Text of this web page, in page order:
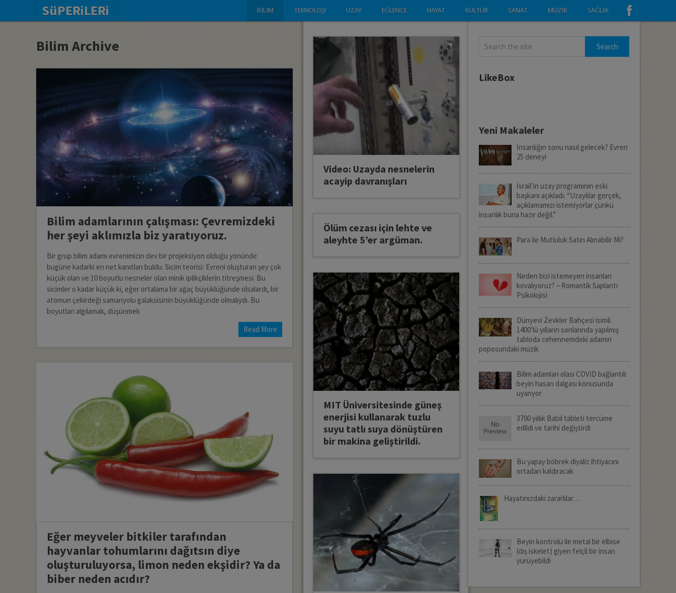
SüPERiLERi BILIM TEKNOLOJI UZAY EĞLENCE HAYAT KÜLTÜR SANAT MÜZIK SAĞLIK
Bilim Archive
Bilim adamlarının çalışması: Çevremizdeki
her şeyi aklımızla biz yaratıyoruz.
Bir grup bilim adamı evrenimizin dev bir projeksiyon olduğu yönünde
bugüne kadarki en net kanıtları buldu. Sicim teorisi: Evreni oluşturan şey çok
küçük olan ve 10 boyutlu nesneler olan minik iplikçiklerin titreşmesi. Bu
sicimler o kadar küçük ki, eğer ortalama bir ağaç büyüklüğünde olsalardı, bir
atomun çekirdeği samanyolu galaksisinin büyüklüğünde olmalıydı. Bu
boyutları algılamak, düşünmek
Read More
Eğer meyveler bitkiler tarafından
hayvanlar tohumlarını dağıtsın diye
oluşturuluyorsa, limon neden ekşidir? Ya da
biber neden acıdır?
Video: Uzayda nesnelerin
acayip davranışları
Ölüm cezası için lehte ve
aleyhte 5’er argüman.
MIT Üniversitesinde güneş
enerjisi kullanarak tuzlu
suyu tatlı suya dönüştüren
bir makina geliştirildi.
LikeBox
Yeni Makaleler
İnsanlığın sonu nasıl gelecek? Evren
25 deneyi
İsrail’in uzay programının eski
başkanı açıkladı: “Uzaylılar gerçek,
açıklamamızı istemiyorlar çünkü
insanlık buna hazır değil.”
Para ile Mutluluk Satın Alınabilir Mi?
Neden bizi istemeyen insanları
kovalıyoruz? – Romantik Saplantı
Psikolojisi
Dünyevi Zevkler Bahçesi isimli
1400’lü yılların sonlarında yapılmış
tabloda cehennemdeki adamın
poposundaki müzik
Bilim adamları olası COVID bağlantılı
beyin hasarı dalgası konusunda
uyarıyor
3700 yıllık Babil tableti tercüme
edildi ve tarihi değiştirdi
Bu yapay böbrek diyaliz ihtiyacını
ortadan kaldıracak
Hayatınızdaki zararlılar…
Beyin kontrolü ile metal bir elbise
(dış iskelet) giyen felçli bir insan
yürüyebildi